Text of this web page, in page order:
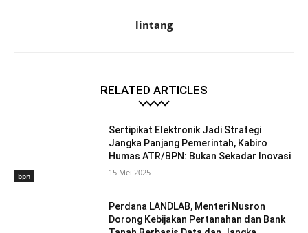
lintang
RELATED ARTICLES
bpn
Sertipikat Elektronik Jadi Strategi
Jangka Panjang Pemerintah, Kabiro
Humas ATR/BPN: Bukan Sekadar Inovasi
15 Mei 2025
Perdana LANDLAB, Menteri Nusron
Dorong Kebijakan Pertanahan dan Bank